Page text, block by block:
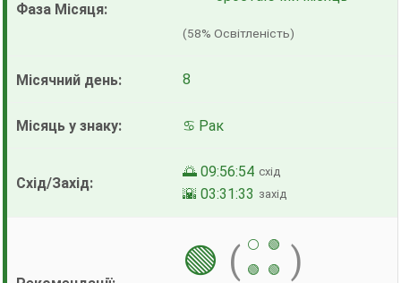
(58% Освітленість)
8
♋ Рак
🌅 09:56:54 схід
🌇 03:31:33 захід
🟢 ( ⚪
🟢
🟢
🟢 )